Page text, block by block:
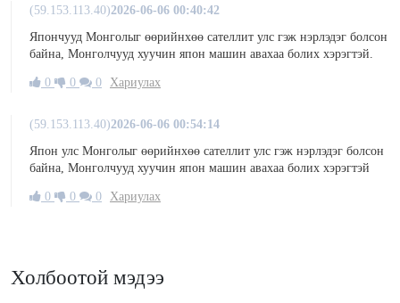
(59.153.113.40)2026-06-06 00:40:42
Япончууд Монголыг өөрийнхөө сателлит улс гэж нэрлэдэг болсон
байна, Монголчууд хуучин япон машин авахаа болих хэрэгтэй.
0 0 0 Хариулах
(59.153.113.40)2026-06-06 00:54:14
Япон улс Монголыг өөрийнхөө сателлит улс гэж нэрлэдэг болсон
байна, Монголчууд хуучин япон машин авахаа болих хэрэгтэй
0 0 0 Хариулах
Холбоотой мэдээ